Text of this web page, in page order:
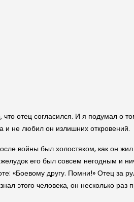
отец согласился. И я подумал о
и не любил он излишних откровений.
войны был холостяком, как он
его был совсем негодным и
«Боевому другу. Помни!» Отец за
этого человека, он несколько раз